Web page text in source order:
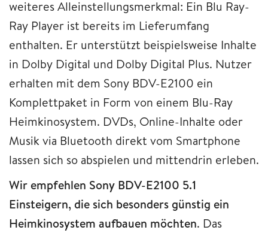
weiteres Alleinstellungsmerkmal: Ein Blu Ray-
Ray Player ist bereits im Lieferumfang
enthalten. Er unterstützt beispielsweise Inhalte
in Dolby Digital und Dolby Digital Plus. Nutzer
erhalten mit dem Sony BDV-E2100 ein
Komplettpaket in Form von einem Blu-Ray
Heimkinosystem. DVDs, Online-Inhalte oder
Musik via Bluetooth direkt vom Smartphone
lassen sich so abspielen und mittendrin erleben.
Wir empfehlen Sony BDV-E2100 5.1
Einsteigern, die sich besonders günstig ein
Heimkinosystem aufbauen möchten. Das